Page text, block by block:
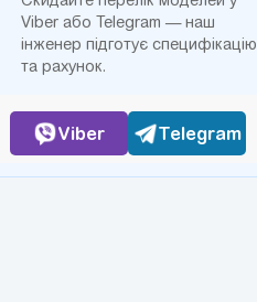
Viber або Telegram — наш
інженер підготує специфікацію
та рахунок.
Viber Telegram